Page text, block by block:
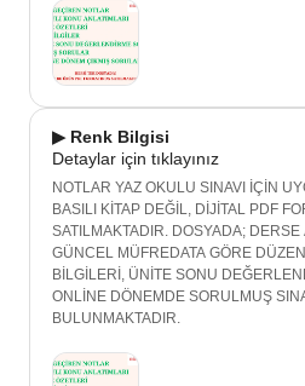
▶ Renk Bilgisi
Detaylar için tıklayınız
NOTLAR YAZ OKULU SINAVI İÇİN
BASILI KİTAP DEĞİL, DİJİTAL PDF
SATILMAKTADIR. DOSYADA;
GÜNCEL MÜFREDATA GÖRE
BİLGİLERİ, ÜNİTE SONU
ONLİNE DÖNEMDE SORULMUŞ
BULUNMAKTADIR.